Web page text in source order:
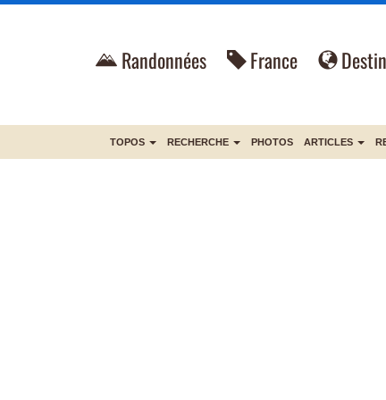
Randonnées France
TOPOS RECHERCHE PHOTOS ARTICLES